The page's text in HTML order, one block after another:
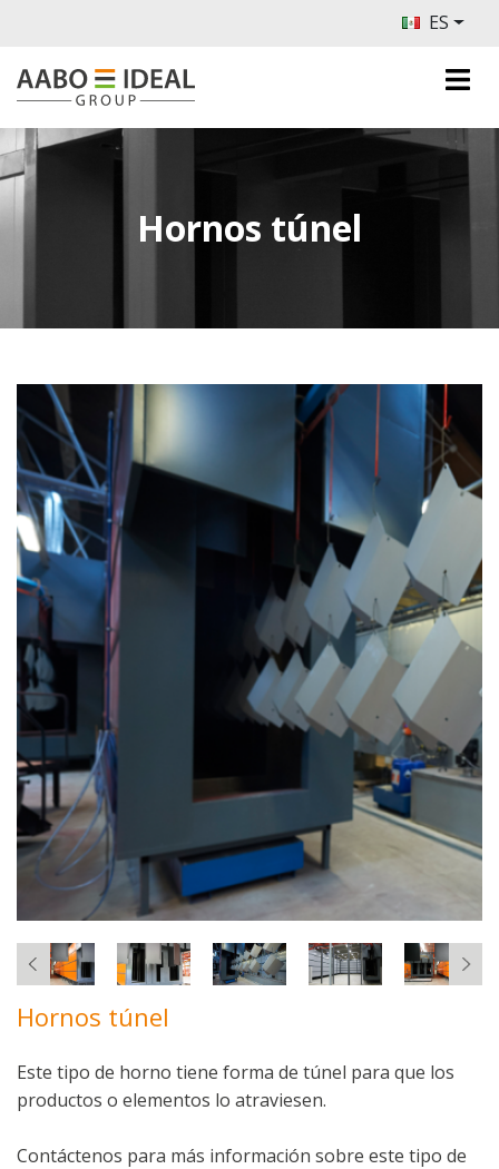
ES
Hornos túnel
Hornos túnel
Este tipo de horno tiene forma de túnel para que los
productos o elementos lo atraviesen.
Contáctenos para más información sobre este tipo de